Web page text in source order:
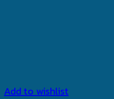
Add to wishlist